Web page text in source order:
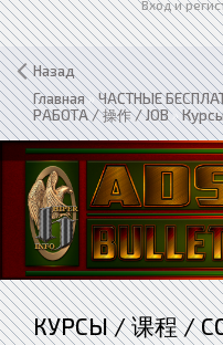
Вход и
Назад
Главная»ЧАСТНЫЕ
РАБОТА / 操作 / JOB»
КУРСЫ / 课程 /